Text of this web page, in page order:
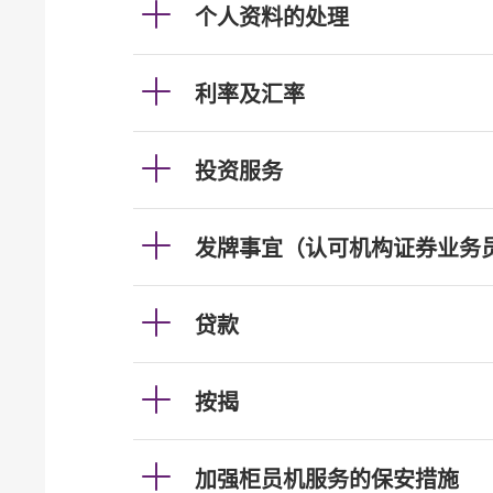
个人资料的处理
利率及汇率
投资服务
发牌事宜（认可机构证券业务
贷款
按揭
加强柜员机服务的保安措施